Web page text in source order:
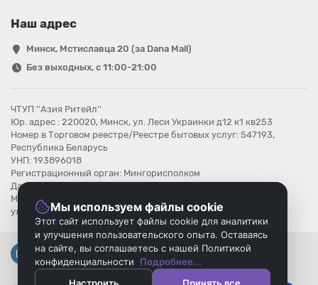
Наш адрес
Минск, Мстиславца 20 (за Dana Mall)
Без выходных, с 11:00-21:00
ЧТУП ''Азия Ритейл''
Юр. адрес : 220020, Минск, ул. Леси Украинки д12 к1 кв253
Номер в Торговом реестре/Реестре бытовых услуг: 547193,
Республика Беларусь
УНП: 193896018
Регистрационный орган: Мингорисполком
Дата регистрации компании: 08.08.2025
Местонахождение книги замечаний и предложений: г.Минск,
ул.Мстиславца 20Мы используем файлы cookie
Этот сайт использует файлы cookie для аналитики
и улучшения пользовательского опыта. Оставаясь
на сайте, вы соглашаетесь с нашей Политикой
конфиденциальности
Подробнее...